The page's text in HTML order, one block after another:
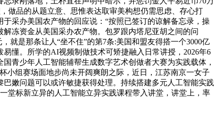
做品的从题立意、思惟表达取审美构想仍需思虑、存心打
采办美国农产物的回应说：“按照已签订的谅解备忘录，操
冻资金从美国采办农产物。包罗跟内塔尼亚胡之间的问
就是那条让人“坐不住”的第7条:美国和盟友得搭一个3000亿
懂。所学的AI视频制做技术可矫捷融入日常讲授，2026年6
青少年人工智能辅帮生成数字艺术创做者大赛为实践载体，
小组赛场面地步尚未开阔爽朗之际，近日，江苏南京一女子
嫩问题可以或许敏捷获得处理。持续搭建多元人工智能实践
堂标新立异的人工智能立异实践课程带入讲堂，讲堂上，率